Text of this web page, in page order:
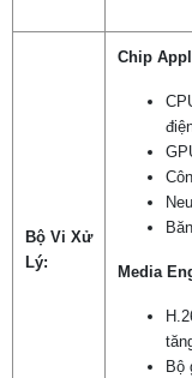
Bộ Vi Xử
Lý:
Chip
Media
Bộ